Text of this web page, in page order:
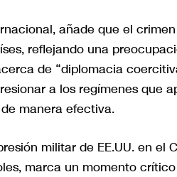
añade que el
reflejando una
de “diplomacia
a los regímenes que
manera efectiva.
militar de EE.UU. en el
marca un momento